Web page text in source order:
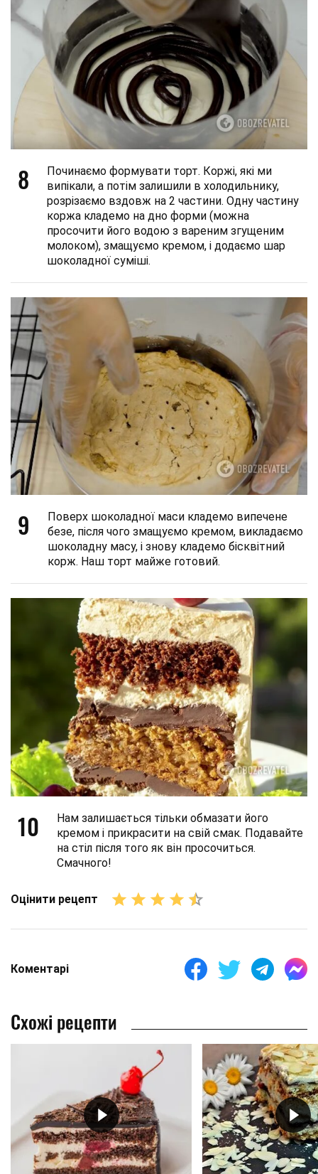
8
Починаємо формувати торт. Коржі, які ми
випікали, а потім залишили в холодильнику,
розрізаємо вздовж на 2 частини. Одну частину
коржа кладемо на дно форми (можна
просочити його водою з вареним згущеним
молоком), змащуємо кремом, і додаємо шар
шоколадної суміші.
9
Поверх шоколадної маси кладемо випечене
безе, після чого змащуємо кремом, викладаємо
шоколадну масу, і знову кладемо бісквітний
корж. Наш торт майже готовий.
10
Нам залишається тільки обмазати його
кремом і прикрасити на свій смак. Подавайте
на стіл після того як він просочиться.
Смачного!
Оцінити рецепт
Коментарі
Схожі рецепти